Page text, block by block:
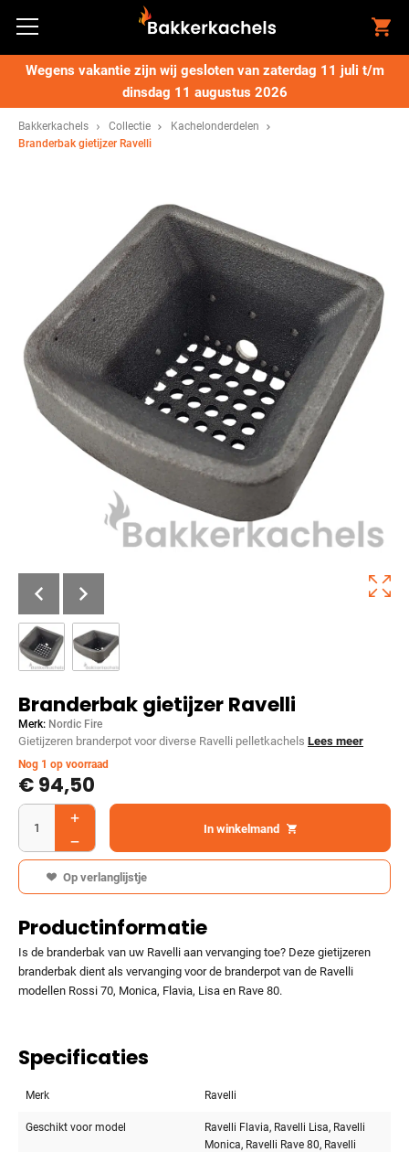
Wegens vakantie zijn wij gesloten van zaterdag 11 juli t/m
dinsdag 11 augustus 2026
Bakkerkachels Collectie
Kachelonderdelen
Branderbak gietijzer Ravelli
Branderbak gietijzer Ravelli
Merk: Nordic Fire
Gietijzeren branderpot voor diverse Ravelli pelletkachels Lees meer
Nog 1 op voorraad
€94,50
In winkelmand
Op verlanglijstje
Productinformatie
Is de branderbak van uw Ravelli aan vervanging toe? Deze gietijzeren
branderbak dient als vervanging voor de branderpot van de Ravelli
modellen Rossi 70, Monica, Flavia, Lisa en Rave 80.
Specificaties
Merk Ravelli
Geschikt voor model
Ravelli Flavia, Ravelli Lisa, Ravelli
Monica, Ravelli Rave 80, Ravelli